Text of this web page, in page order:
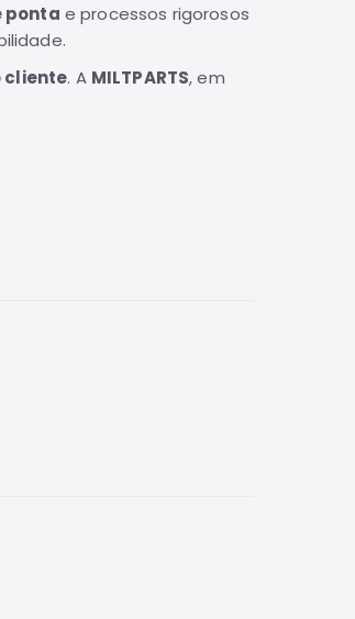
ponta e processos rigorosos
cliente. A MILTPARTS, em